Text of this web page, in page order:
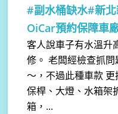
#副水桶缺水#新
OiCar預約保障車
客人說車子有水溫升
修。 老闆經檢查抓
～，不過此種車款
保桿、大燈、水箱架
箱，...